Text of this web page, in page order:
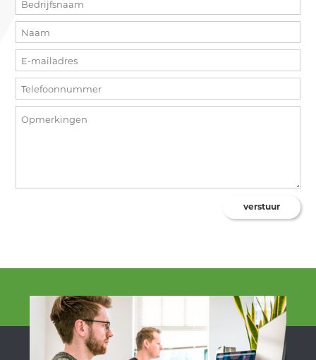
verstuur
KLANTEN
ACADEMY
OVER ONS